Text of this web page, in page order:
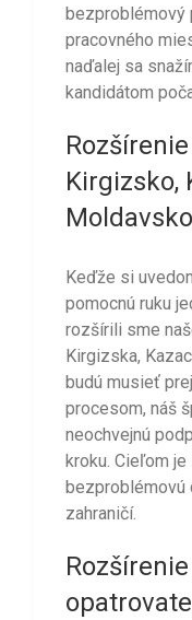
bezproblémový
pracovného
naďalej sa
kandidátom
Kirgizsko,
Moldavsko
Keďže si
pomocnú ruku
rozšírili sme
Kirgizska,
budú musieť
procesom, náš
neochvejnú
kroku. Cieľom
bezproblémovú
zahraničí.